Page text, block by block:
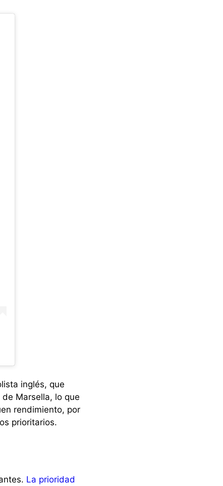
inglés, que
Marsella, lo que
rendimiento, por
prioritarios.
La prioridad